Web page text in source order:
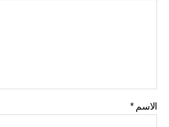
الاسم*